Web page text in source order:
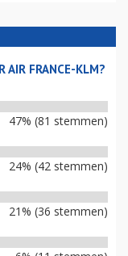
AIR FRANCE-KLM?
47% (81 stemmen)
24% (42 stemmen)
21% (36 stemmen)